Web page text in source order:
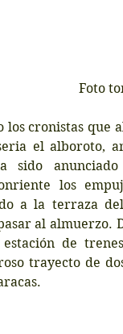
Foto
los cronistas que
el alboroto,
sido
los
a la terraza
al almuerzo.
de
trayecto de